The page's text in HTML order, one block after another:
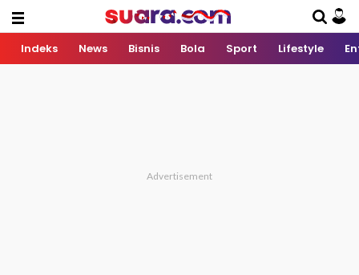
Indeks News Bisnis Bola Sport Lifestyle